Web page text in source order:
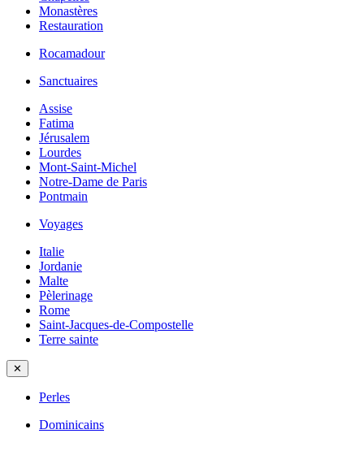
Monastères
Restauration
Rocamadour
Sanctuaires
Assise
Fatima
Jérusalem
Lourdes
Mont-Saint-Michel
Notre-Dame de Paris
Pontmain
Voyages
Italie
Jordanie
Malte
Pèlerinage
Rome
Saint-Jacques-de-Compostelle
Terre sainte
✕
Perles
Dominicains